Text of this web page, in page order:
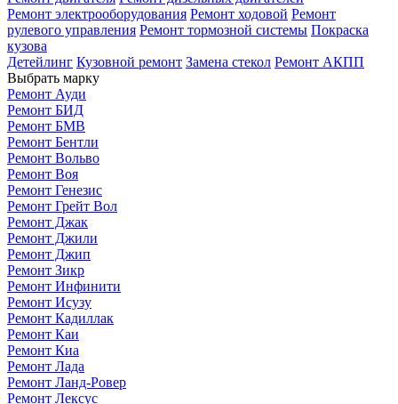
Ремонт электрооборудования Ремонт ходовой Ремонт
рулевого управления Ремонт тормозной системы Покраска
кузова
Детейлинг Кузовной ремонт Замена стекол Ремонт АКПП
Выбрать марку
Ремонт Ауди
Ремонт БИД
Ремонт БМВ
Ремонт Бентли
Ремонт Вольво
Ремонт Воя
Ремонт Генезис
Ремонт Грейт Вол
Ремонт Джак
Ремонт Джили
Ремонт Джип
Ремонт Зикр
Ремонт Инфинити
Ремонт Исузу
Ремонт Кадиллак
Ремонт Каи
Ремонт Киа
Ремонт Лада
Ремонт Ланд-Ровер
Ремонт Лексус